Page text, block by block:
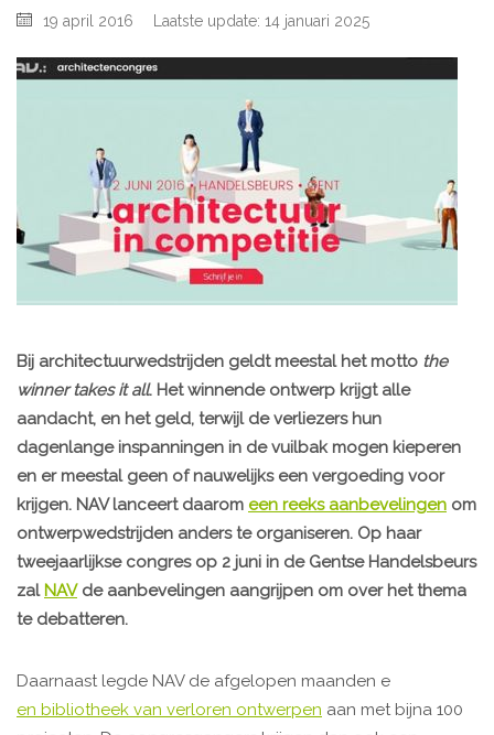
19 april 2016 Laatste update: 14 januari 2025
Bij architectuurwedstrijden geldt meestal het motto the
winner takes it all. Het winnende ontwerp krijgt alle
aandacht, en het geld, terwijl de verliezers hun
dagenlange inspanningen in de vuilbak mogen kieperen
en er meestal geen of nauwelijks een vergoeding voor
krijgen. NAV lanceert daarom een reeks aanbevelingen om
ontwerpwedstrijden anders te organiseren. Op haar
tweejaarlijkse congres op 2 juni in de Gentse Handelsbeurs
zal NAVde aanbevelingen aangrijpen om over het thema
te debatteren.
Daarnaast legde NAV de afgelopen maanden e
en bibliotheek van verloren ontwerpen aan met bijna 100